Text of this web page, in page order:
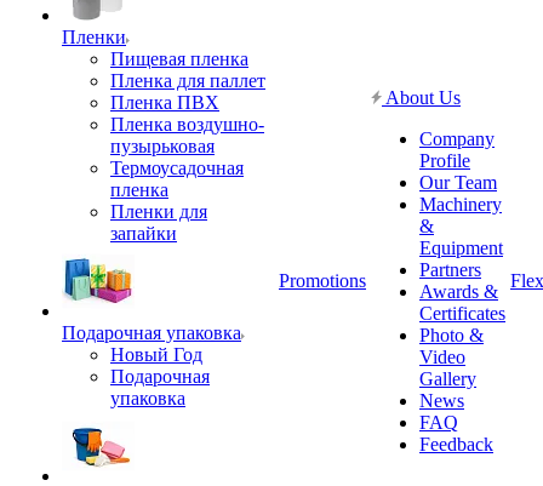
Пленки
Пищевая пленка
Пленка для паллет
Пленка ПВХ
Пленка воздушно-
пузырьковая
Термоусадочная
пленка
Пленки для
запайки
Подарочная упаковка
Новый Год
Подарочная
упаковка
Promotions
About Us
Company
Profile
Our Team
Machinery
&
Equipment
Partners
Awards &
Certificates
Photo &
Video
Gallery
News
FAQ
Feedback